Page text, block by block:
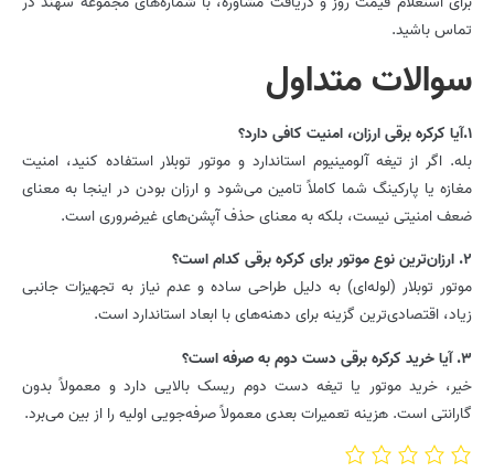
تماس باشید.
سوالات متداول
1.آیا کرکره برقی ارزان، امنیت کافی دارد؟
بله. اگر از تیغه آلومینیوم استاندارد و موتور توبلار استفاده کنید، امنیت
مغازه یا پارکینگ شما کاملاً تامین می‌شود و ارزان بودن در اینجا به معنای
ضعف امنیتی نیست، بلکه به معنای حذف آپشن‌های غیرضروری است.
2. ارزان‌ترین نوع موتور برای کرکره برقی کدام است؟
موتور توبلار (لوله‌ای) به دلیل طراحی ساده و عدم نیاز به تجهیزات جانبی
زیاد، اقتصادی‌ترین گزینه برای دهنه‌های با ابعاد استاندارد است.
3. آیا خرید کرکره برقی دست دوم به صرفه است؟
خیر، خرید موتور یا تیغه دست دوم ریسک بالایی دارد و معمولاً بدون
گارانتی است. هزینه تعمیرات بعدی معمولاً صرفه‌جویی اولیه را از بین می‌برد.